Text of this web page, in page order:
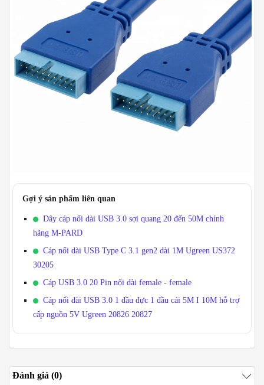
Gợi ý sản phẩm liên quan
Dây cáp nối dài USB 3.0 sợi quang 20 đến 50M chính
hãng M-PARD
Cáp nối dài USB Type C 3.1 gen2 dài 1M Ugreen US372
30205
Cáp USB 3.0 20 Pin nối dài female - female
Cáp nối dài USB 3.0 1 đầu đực 1 đầu cái 5M I 10M hỗ trợ
cấp nguồn 5V Ugreen 20826 20827
Đánh giá (0)